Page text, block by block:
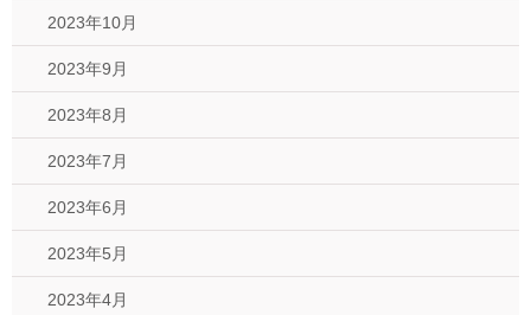
2023年10月
2023年9月
2023年8月
2023年7月
2023年6月
2023年5月
2023年4月